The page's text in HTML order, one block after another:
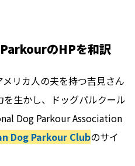
のHPを和訳
リカ人の夫を持つ吉見さん
生かし、ドッグパルクール
Dog Parkour Association
Dog Parkour Clubのサイ